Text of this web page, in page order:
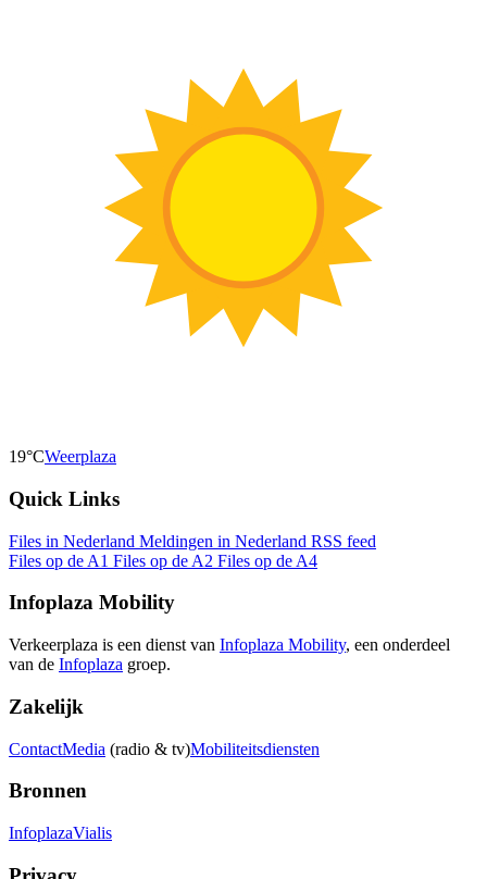
19°CWeerplaza
Quick Links
Files in Nederland Meldingen in Nederland RSS feed
Files op de A1 Files op de A2 Files op de A4
Infoplaza Mobility
Verkeerplaza is een dienst van Infoplaza Mobility, een onderdeel
van de Infoplaza groep.
Zakelijk
ContactMedia (radio & tv)Mobiliteitsdiensten
Bronnen
InfoplazaVialis